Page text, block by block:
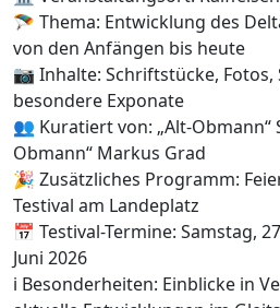
🪂 Thema: Entwicklung des
von den Anfängen bis heute
📷 Inhalte: Schriftstücke, Fotos,
besondere Exponate
👥 Kuratiert von: „Alt-Obmann“
Obmann“ Markus Grad
🎉 Zusätzliches Programm:
Testival am Landeplatz
📅 Testival-Termine: Samstag,
Juni 2026
ℹ️ Besonderheiten: Einblicke in